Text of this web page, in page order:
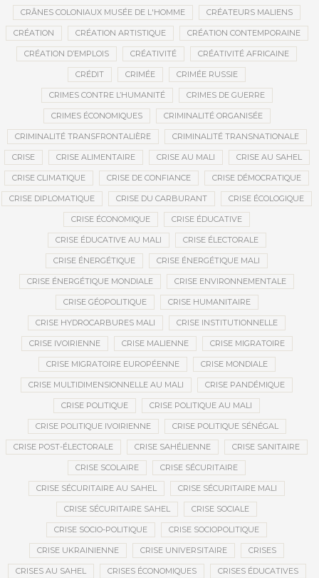
CRÂNES COLONIAUX MUSÉE DE L'HOMME CRÉATEURS MALIENS
CRÉATION CRÉATION ARTISTIQUE CRÉATION CONTEMPORAINE
CRÉATION D’EMPLOIS CRÉATIVITÉ CRÉATIVITÉ AFRICAINE
CRÉDIT CRIMÉE CRIMÉE RUSSIE
CRIMES CONTRE L’HUMANITÉ CRIMES DE GUERRE
CRIMES ÉCONOMIQUES CRIMINALITÉ ORGANISÉE
CRIMINALITÉ TRANSFRONTALIÈRE CRIMINALITÉ TRANSNATIONALE
CRISE CRISE ALIMENTAIRE CRISE AU MALI CRISE AU SAHEL
CRISE CLIMATIQUE CRISE DE CONFIANCE CRISE DÉMOCRATIQUE
CRISE DIPLOMATIQUE CRISE DU CARBURANT CRISE ÉCOLOGIQUE
CRISE ÉCONOMIQUE CRISE ÉDUCATIVE
CRISE ÉDUCATIVE AU MALI CRISE ÉLECTORALE
CRISE ÉNERGÉTIQUE CRISE ÉNERGÉTIQUE MALI
CRISE ÉNERGÉTIQUE MONDIALE CRISE ENVIRONNEMENTALE
CRISE GÉOPOLITIQUE CRISE HUMANITAIRE
CRISE HYDROCARBURES MALI CRISE INSTITUTIONNELLE
CRISE IVOIRIENNE CRISE MALIENNE CRISE MIGRATOIRE
CRISE MIGRATOIRE EUROPÉENNE CRISE MONDIALE
CRISE MULTIDIMENSIONNELLE AU MALI CRISE PANDÉMIQUE
CRISE POLITIQUE CRISE POLITIQUE AU MALI
CRISE POLITIQUE IVOIRIENNE CRISE POLITIQUE SÉNÉGAL
CRISE POST-ÉLECTORALE CRISE SAHÉLIENNE CRISE SANITAIRE
CRISE SCOLAIRE CRISE SÉCURITAIRE
CRISE SÉCURITAIRE AU SAHEL CRISE SÉCURITAIRE MALI
CRISE SÉCURITAIRE SAHEL CRISE SOCIALE
CRISE SOCIO-POLITIQUE CRISE SOCIOPOLITIQUE
CRISE UKRAINIENNE CRISE UNIVERSITAIRE CRISES
CRISES AU SAHEL CRISES ÉCONOMIQUES CRISES ÉDUCATIVES